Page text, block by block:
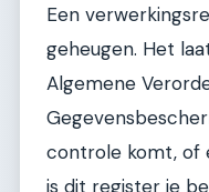
Een
geheugen. Het
Algemene
controle komt, of
is dit register je